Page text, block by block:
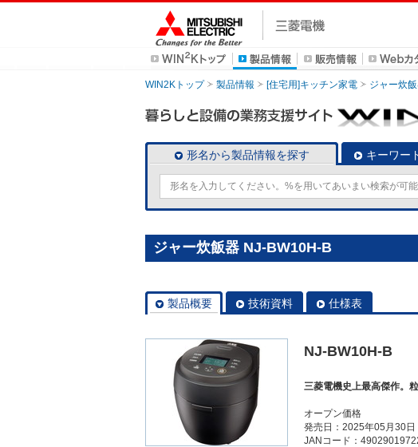
WIN2Kトップ 製品情報 [住宅用]キッチン家電 ジャー炊
形名から製品情報を探す キーワー
ジャー炊飯器 NJ-BW10H-B
製品概要 技術資料 仕様表
NJ-BW10H-B
三菱電機史上最高傑作。
オープン価格
発売日：2025年05月30日
JANコード：